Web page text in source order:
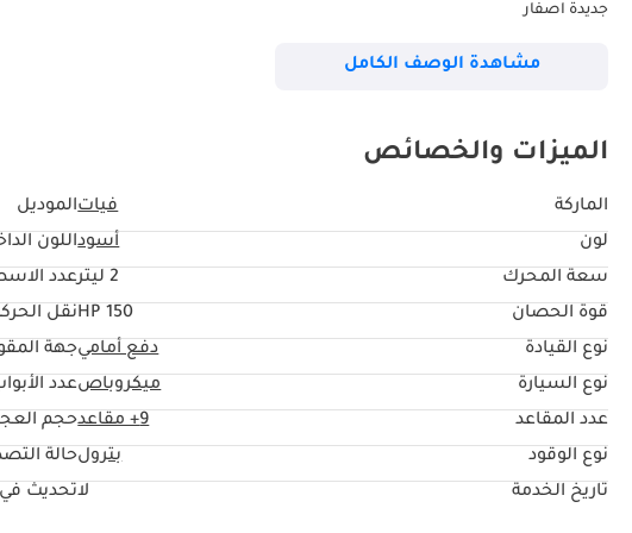
جديدة اصفار
كيلومترات: 0 كم
نوع النقل: نقل أوتوماتيكي
مواصفات: خليجية
نوع الوقود: ديزل
-
ناقل حركة أوتوماتيكي
عدد الأسطوانات: 4 أسطوانات
سعة المحرك: 2.0 توربو
عدد الأحصنة: 150 حصان
مشاهدة الوصف الكامل
الميزات والخصائص
الماركة فياتالموديل
لون
أسوداللون
سعة المحرك
2 ليتر عدد
قوة الحصان
150 HP نقل
نوع القيادة
دفع أماميجهة
نوع السيارة
ميكروباصعدد
عدد المقاعد
9+ مقاعد حجم
نوع الوقود
بترولحالة
تاريخ الخدمة
لاتحديث